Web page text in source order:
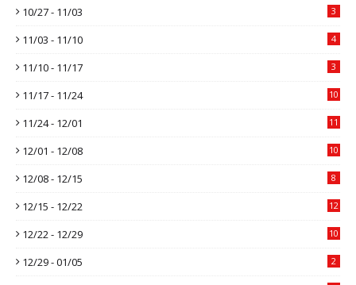
10/27 - 11/03 3
11/03 - 11/10 4
11/10 - 11/17 3
11/17 - 11/24 10
11/24 - 12/01 11
12/01 - 12/08 10
12/08 - 12/15 8
12/15 - 12/22 12
12/22 - 12/29 10
12/29 - 01/05 2